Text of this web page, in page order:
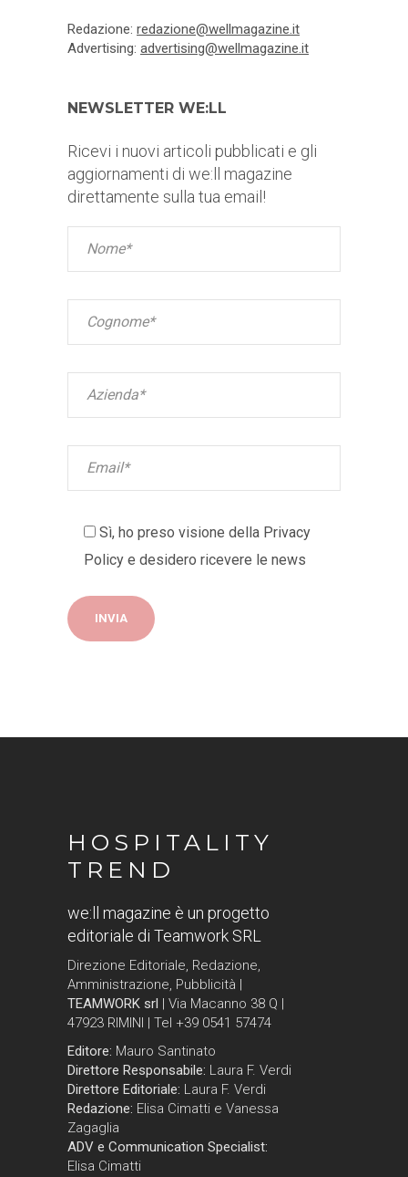
Redazione: redazione@wellmagazine.it
Advertising: advertising@wellmagazine.it
NEWSLETTER WE:LL
Ricevi i nuovi articoli pubblicati e gli
aggiornamenti di we:ll magazine
direttamente sulla tua email!
Sì, ho preso visione della Privacy
Policy e desidero ricevere le news
HOSPITALITY
TREND
we:ll magazine è un progetto
editoriale di Teamwork SRL
Direzione Editoriale, Redazione,
Amministrazione, Pubblicità |
TEAMWORK srl | Via Macanno 38 Q |
47923 RIMINI | Tel +39 0541 57474
Editore: Mauro Santinato
Direttore Responsabile: Laura F. Verdi
Direttore Editoriale: Laura F. Verdi
Redazione: Elisa Cimatti e Vanessa
Zagaglia
ADV e Communication Specialist:
Elisa Cimatti